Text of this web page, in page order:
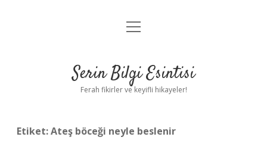
Anasayfa
Yasal Uyarı
menüyü
Serin Bilgi Esintisi
Ferah fikirler ve keyifli hikayeler!
Etiket:Ateş böceği neyle beslenir